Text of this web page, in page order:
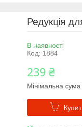
Редукція
В наявності
Код: 1884
239 ₴
Мінімальна